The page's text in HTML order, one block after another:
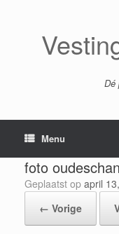
Dé
Menu
foto
Geplaatst op april
← Vorige